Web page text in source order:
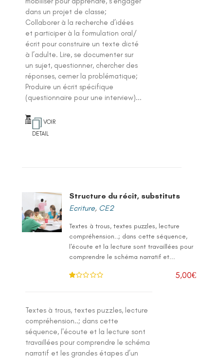
dans un projet de classe;
Collaborer à la recherche d’idées
et participer à la formulation oral/
écrit pour construire un texte dicté
à l’adulte. Lire, se documenter sur
un sujet, questionner, chercher des
réponses, cerner la problématique;
Produire un écrit spécifique
(questionnaire pour une interview)...
VOIR
DETAIL
Structure du récit, substituts
Ecriture, CE2
Textes à trous, textes puzzles, lecture
compréhension..; dans cette séquence,
l'écoute et la lecture sont travaillées pour
comprendre le schéma narratif et...
0
su
5,00€
Textes à trous, textes puzzles, lecture
compréhension..; dans cette
séquence, l'écoute et la lecture sont
travaillées pour comprendre le schéma
narratif et les grandes étapes d’un